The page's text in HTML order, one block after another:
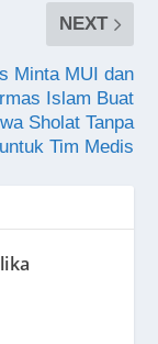
NEXT
Minta MUI dan
Islam Buat
Sholat Tanpa
Tim Medis